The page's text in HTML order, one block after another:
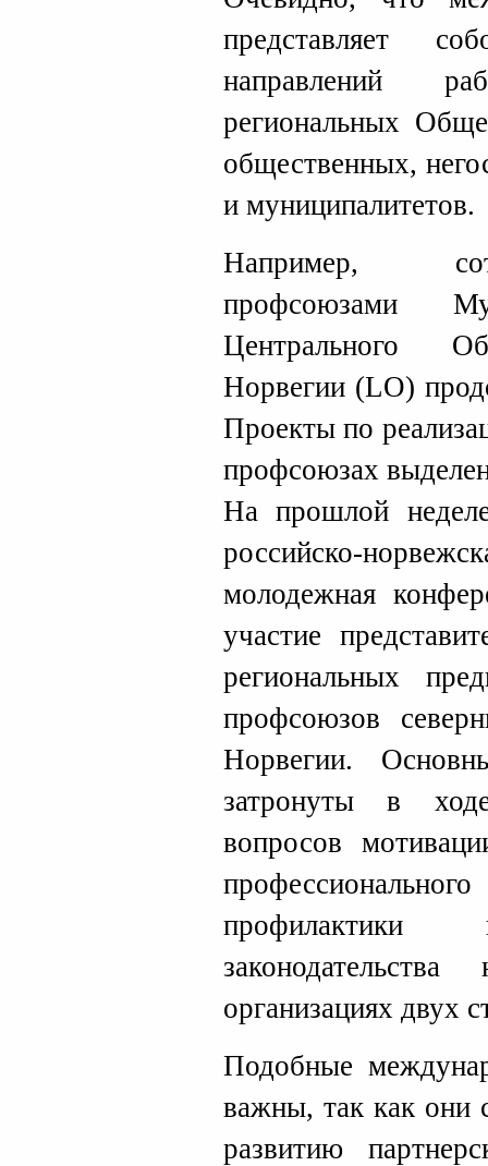
представляет
направлений
региональных
общественных,
и муниципалитетов.
Например,
профсоюзами
Центрального
Норвегии (LO)
Проекты по
профсоюзах
На прошлой
российско-
молодежная
участие
региональных
профсоюзов
Норвегии.
затронуты в
вопросов
профилактики
организациях двух
Подобные
важны, так как они
развитию